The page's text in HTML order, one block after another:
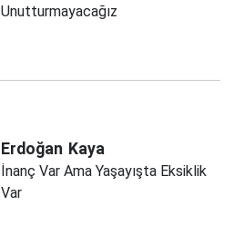
Unutturmayacağız
Erdoğan Kaya
İnanç Var Ama Yaşayışta Eksiklik
Var